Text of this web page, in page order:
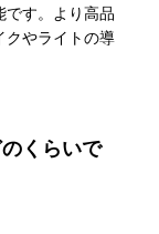
です。より高品
クやライトの導
くらいで